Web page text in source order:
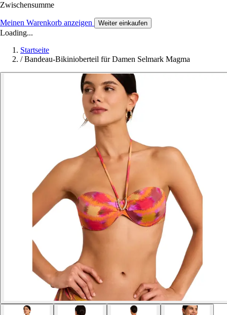
Zwischensumme
Meinen Warenkorb anzeigen Weiter einkaufen
Loading...
Startseite
/ Bandeau-Bikinioberteil für Damen Selmark Magma